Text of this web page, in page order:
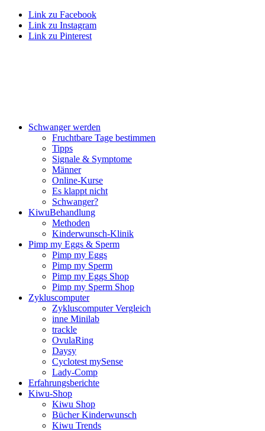
Link zu Facebook
Link zu Instagram
Link zu Pinterest
Schwan­ger wer­den
Frucht­ba­re Tage bestim­men
Tipps
Signa­le & Sym­pto­me
Män­ner
Online-Kur­se
Es klappt nicht
Schwan­ger?
Kiwu­Be­hand­lung
Metho­den
Kin­der­wunsch-Kli­nik
Pimp my Eggs & Sperm
Pimp my Eggs
Pimp my Sperm
Pimp my Eggs Shop
Pimp my Sperm Shop
Zyklus­com­pu­ter
Zyklus­com­pu­ter Ver­gleich
inne Mini­lab
track­le
Ovu­la­Ring
Day­sy
Cyclo­test mySen­se
Lady-Comp
Erfah­rungs­be­rich­te
Kiwu-Shop
Kiwu Shop
Bücher Kin­der­wunsch
Kiwu Trends